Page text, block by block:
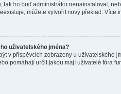
tak ho buď administrátor nenainstaloval,
můžete vytvořit nový překlad. Více
uživatelského jména?
v příspěvcích zobrazeny u
pomáhají určit jakou mají uživatelé fóra